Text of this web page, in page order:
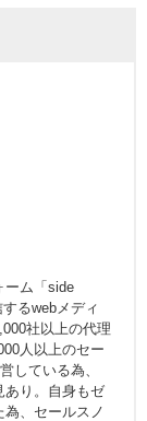
ーム「side
るwebメディ
社以上の代理
人以上のセー
している為、
あり。自身もゼ
為、セールスノ